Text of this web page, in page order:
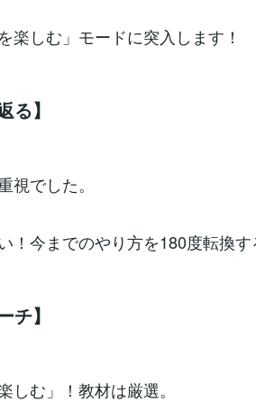
楽しむ」モードに突入します！
る】
でした。
！今までのやり方を180度転換
チ】
む」！教材は厳選。